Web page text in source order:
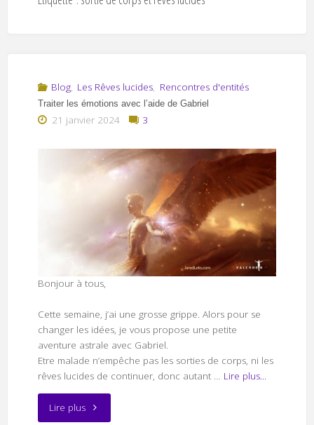
Blog, Les Rêves lucides, Rencontres d'entités
Traiter les émotions avec l’aide de Gabriel
21 janvier 2024 3
Bonjour à tous,
Cette semaine, j’ai une grosse grippe. Alors pour se
changer les idées, je vous propose une petite
aventure astrale avec Gabriel.
Etre malade n’empêche pas les sorties de corps, ni les
rêves lucides de continuer, donc autant … Lire plus...
Lire plus"Traiter